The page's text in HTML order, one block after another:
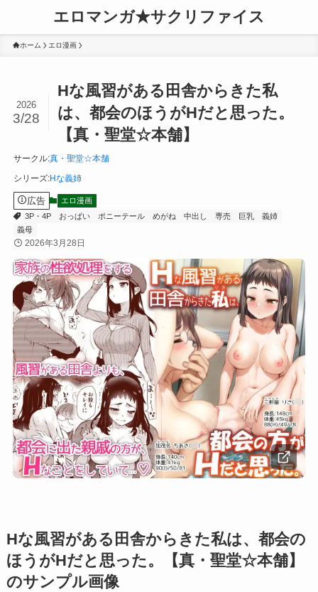
エロマンガ★サクリファイス
ホーム エロ漫画
Hな風習がある田舎からきた私
は、都会のほうがHだと思った。
【真・聖堂☆本舗】
2026
3/28
サークル:真・聖堂☆本舗
シリーズ:Hな義姉
広告
エロ漫画
3P・4P
おっぱい ポニーテール めがね 中出し 専売 巨乳
義姉
義母
2026年3月28日
Hな風習がある田舎からきた私は、都会の
ほうがHだと思った。【真・聖堂☆本舗】
のサンプル画像